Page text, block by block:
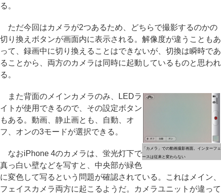
る。
ただ今回はカメラが2つあるため、どちらで撮影するのかの
切り換えボタンが画面内に表示される。解像度が違うこともあ
って、録画中に切り換えることはできないが、切換は瞬時であ
ることから、両方のカメラは同時に起動しているものと思われ
る。
「カメラ」での動画撮影画面。インターフェ
ースは従来と変わらない
また背面のメインカメラのみ、LEDラ
イトが使用できるので、その設定ボタン
もある。動画、静止画とも、自動、オ
フ、オンの3モードが選択できる。
なおiPhone 4のカメラは、蛍光灯下で
真っ白い壁などを写すと、中央部が緑色
に変色して写るという問題が確認されている。これはメイン、
フェイスカメラ両方に起こるようだ。カメラユニットが違って